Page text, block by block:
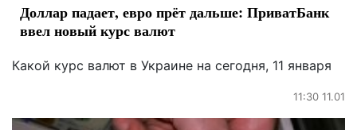
Доллар падает, евро прёт дальше: ПриватБанк
ввел новый курс валют
Какой курс валют в Украине на сегодня, 11 января
11:30 11.01